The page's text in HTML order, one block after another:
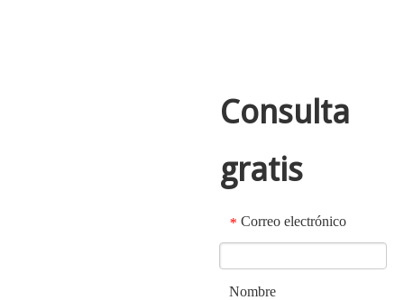
Consulta
gratis
* Correo electrónico
Nombre